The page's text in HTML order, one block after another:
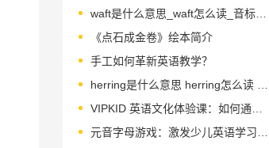
waft是什么意思_waft怎么读_音标wɒft
《点石成金卷》绘本简介
手工如何革新英语教学？